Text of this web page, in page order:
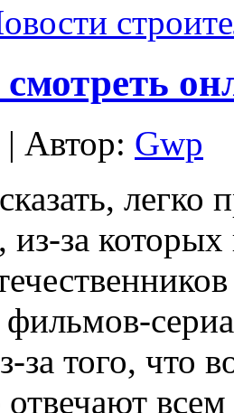
Автор: Gwp
из-за
за того, что